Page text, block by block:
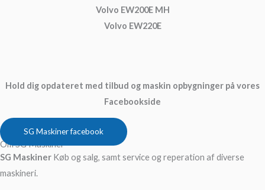
Volvo EW200E MH
Volvo EW220E
Hold dig opdateret med tilbud og maskin opbygninger på vores
Facebookside
SG Maskiner facebook
Om SG Maskiner
SG Maskiner Køb og salg, samt service og reperation af diverse
maskineri.